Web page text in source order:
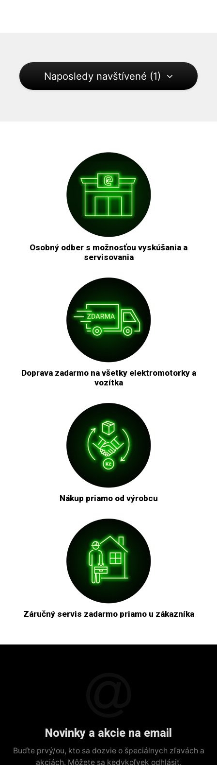
Naposledy navštívené (1)
Osobný odber s možnosťou vyskúšania a
servisovania
Doprava zadarmo na všetky elektromotorky a
vozítka
Nákup priamo od výrobcu
Záručný servis zadarmo priamo u zákazníka
Novinky a akcie na email
Buďte prvý/ou, kto sa dozvie o špeciálnych zľavách a
akciách. Môžete sa kedykoľvek odhlásiť.